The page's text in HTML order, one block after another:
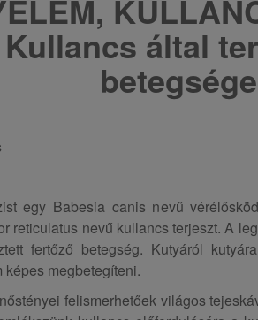
Kullancs által
egy Babesia canis nevű
reticulatus nevű kullancs terjeszt. A
fertőző betegség. Kutyáról
képes megbetegíteni.
felismerhetőek világos